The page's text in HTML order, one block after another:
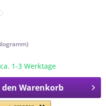
1-3 Werktage
den Warenkorb